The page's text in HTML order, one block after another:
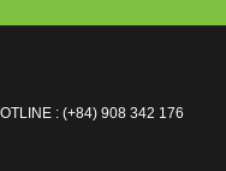
: (+84) 908 342 176